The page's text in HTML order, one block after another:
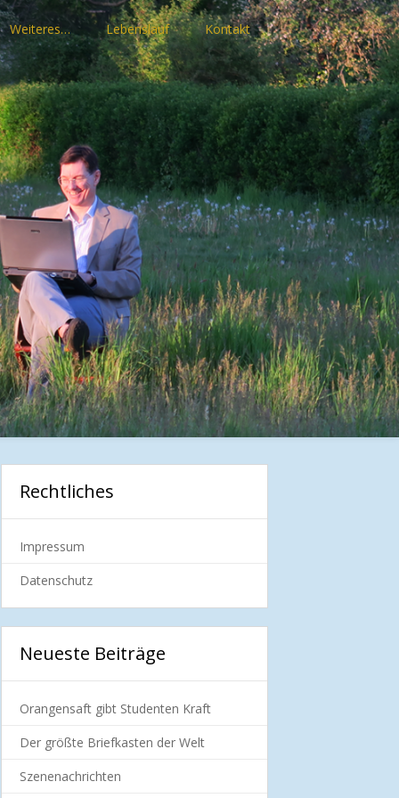
Weiteres… Lebenslauf Kontakt
Rechtliches
Impressum
Datenschutz
Neueste Beiträge
Orangensaft gibt Studenten Kraft
Der größte Briefkasten der Welt
Szenenachrichten